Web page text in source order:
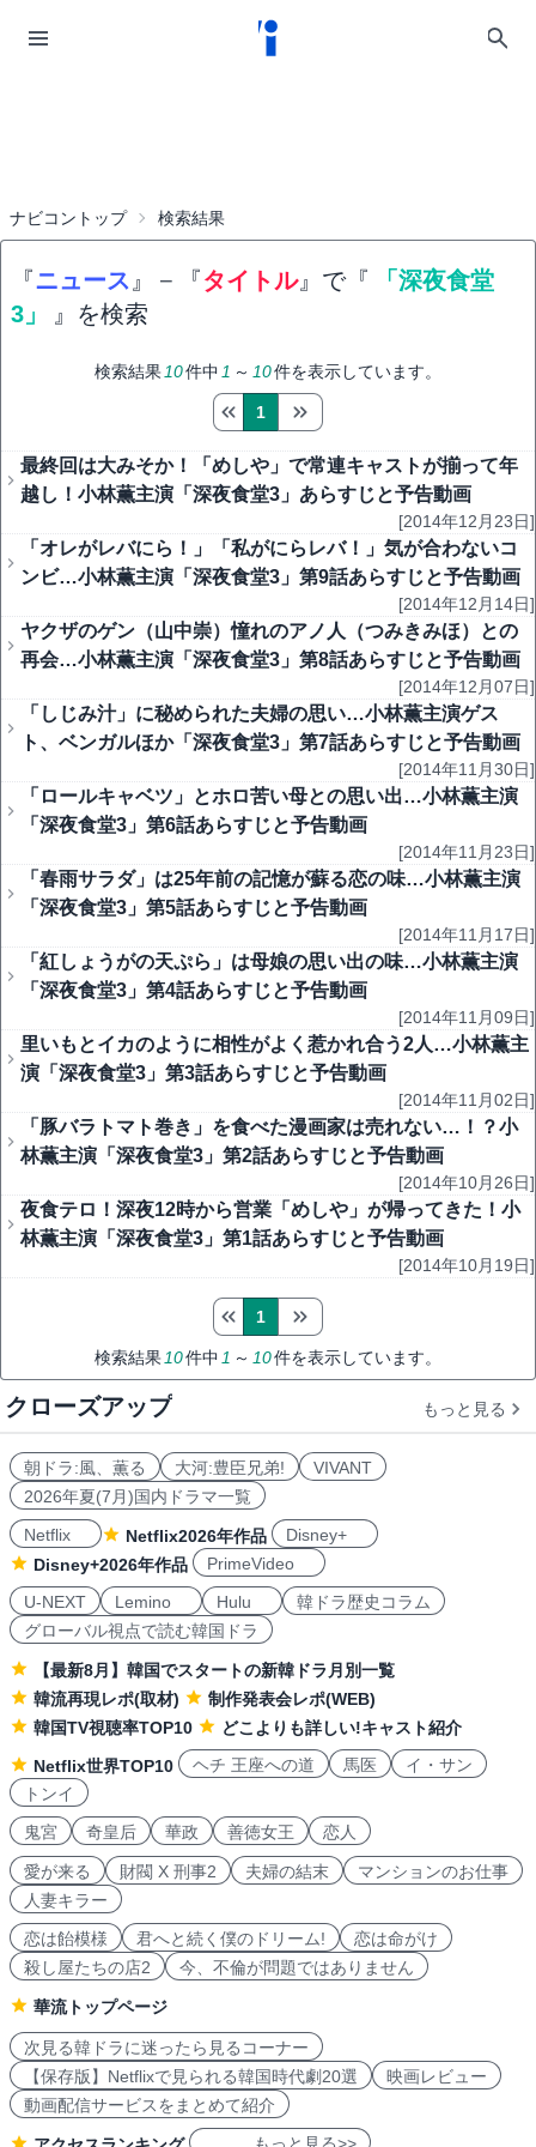
ナビコントップ 検索結果
『ニュース 』 − 『タイトル』で『
「深夜食堂
3」
』を検索
検索結果 10件中 1 ～ 10件を表示しています。
1
最終回は大みそか！「めしや」で常連キャストが揃って年
越し！小林薫主演「深夜食堂3」あらすじと予告動画
[2014年12月23日]
「オレがレバにら！」「私がにらレバ！」気が合わないコ
ンビ…小林薫主演「深夜食堂3」第9話あらすじと予告動画
[2014年12月14日]
ヤクザのゲン（山中崇）憧れのアノ人（つみきみほ）との
再会…小林薫主演「深夜食堂3」第8話あらすじと予告動画
[2014年12月07日]
「しじみ汁」に秘められた夫婦の思い…小林薫主演ゲス
ト、ベンガルほか「深夜食堂3」第7話あらすじと予告動画
[2014年11月30日]
「ロールキャベツ」とホロ苦い母との思い出…小林薫主演
「深夜食堂3」第6話あらすじと予告動画
[2014年11月23日]
「春雨サラダ」は25年前の記憶が蘇る恋の味…小林薫主演
「深夜食堂3」第5話あらすじと予告動画
[2014年11月17日]
「紅しょうがの天ぷら」は母娘の思い出の味…小林薫主演
「深夜食堂3」第4話あらすじと予告動画
[2014年11月09日]
里いもとイカのように相性がよく惹かれ合う2人…小林薫主
演「深夜食堂3」第3話あらすじと予告動画
[2014年11月02日]
「豚バラトマト巻き」を食べた漫画家は売れない…！？小
林薫主演「深夜食堂3」第2話あらすじと予告動画
[2014年10月26日]
夜食テロ！深夜12時から営業「めしや」が帰ってきた！小
林薫主演「深夜食堂3」第1話あらすじと予告動画
[2014年10月19日]
検索結果 10件中 1 ～ 10件を表示しています。
1
クローズアップ もっと見る
朝ドラ:風、薫る 大河:豊臣兄弟!
VIVANT
2026年夏(7月)国内ドラマ一覧
Netflix
Netflix2026年作品
Disney+
Disney+2026年作品
PrimeVideo
U-NEXT
Lemino Hulu
韓ドラ歴史コラム
グローバル視点で読む韓国ドラ
【最新8月】韓国でスタートの新韓ドラ月別一覧
韓流再現レポ(取材)
制作発表会レポ(WEB)
韓国TV視聴率TOP10
どこよりも詳しい!キャスト紹介
Netflix世界TOP10
ヘチ 王座への道 馬医
イ・サン
トンイ
鬼宮
奇皇后 華政 善徳女王 恋人
愛が来る 財閥 X 刑事2 夫婦の結末
マンションのお仕事
人妻キラー
恋は飴模様
君へと続く僕のドリーム!
恋は命がけ
殺し屋たちの店2
今、不倫が問題ではありません
華流トップページ
次見る韓ドラに迷ったら見るコーナー
【保存版】Netflixで見られる韓国時代劇20選
映画レビュー
動画配信サービスをまとめて紹介